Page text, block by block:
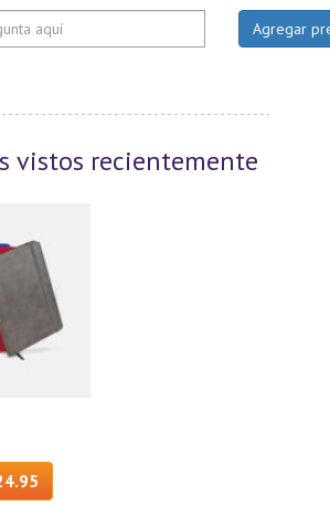
vistos recientemente